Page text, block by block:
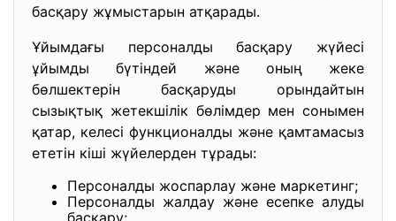
басқару жұмыстарын атқарады.
Ұйымдағы персоналды басқару жүйесі
ұйымды бүтіндей және оның жеке
бөлшектерін басқаруды орындайтын
сызықтық жетекшілік бөлімдер мен сонымен
қатар, келесі функционалды және қамтамасыз
ететін кіші жүйелерден тұрады:
Персоналды жоспарлау және маркетинг;
Персоналды жалдау және есепке алуды
басқару;